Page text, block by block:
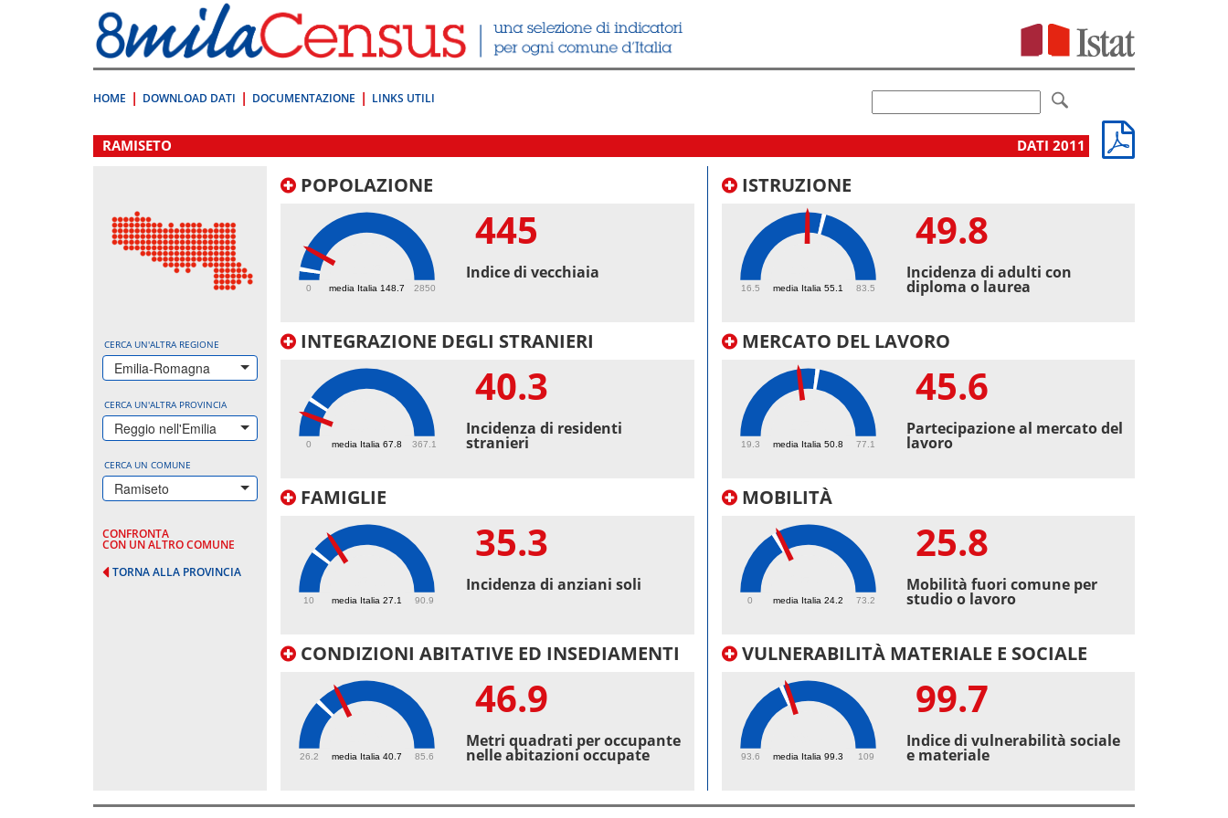
direttamente
a:
Contenuto
HOME DOWNLOAD DATI DOCUMENTAZIONE LINKS UTILI
.
RAMISETO DATI 2011
CERCA UN'ALTRA REGIONE
Emilia-Romagna
CERCA UN'ALTRA PROVINCIA
Reggio nell'Emilia
CERCA UN COMUNE
Ramiseto
CONFRONTA
CON UN ALTRO COMUNE
TORNA ALLA PROVINCIA
POPOLAZIONE
media Italia 148.7
0 2850
445
Indice di vecchiaia
INTEGRAZIONE DEGLI STRANIERI
media Italia 67.8
0 367.1
40.3
Incidenza di residenti
stranieri
FAMIGLIE
media Italia 27.1
10 90.9
35.3
Incidenza di anziani soli
CONDIZIONI ABITATIVE ED INSEDIAMENTI
media Italia 40.7
26.2 85.6
46.9
Metri quadrati per occupante
nelle abitazioni occupate
ISTRUZIONE
media Italia 55.1
16.5 83.5
49.8
Incidenza di adulti con
diploma o laurea
MERCATO DEL LAVORO
media Italia 50.8
19.3 77.1
45.6
Partecipazione al mercato del
lavoro
MOBILITÀ
media Italia 24.2
0 73.2
25.8
Mobilità fuori comune per
studio o lavoro
VULNERABILITÀ MATERIALE E SOCIALE
media Italia 99.3
93.6 109
99.7
Indice di vulnerabilità sociale
e materiale